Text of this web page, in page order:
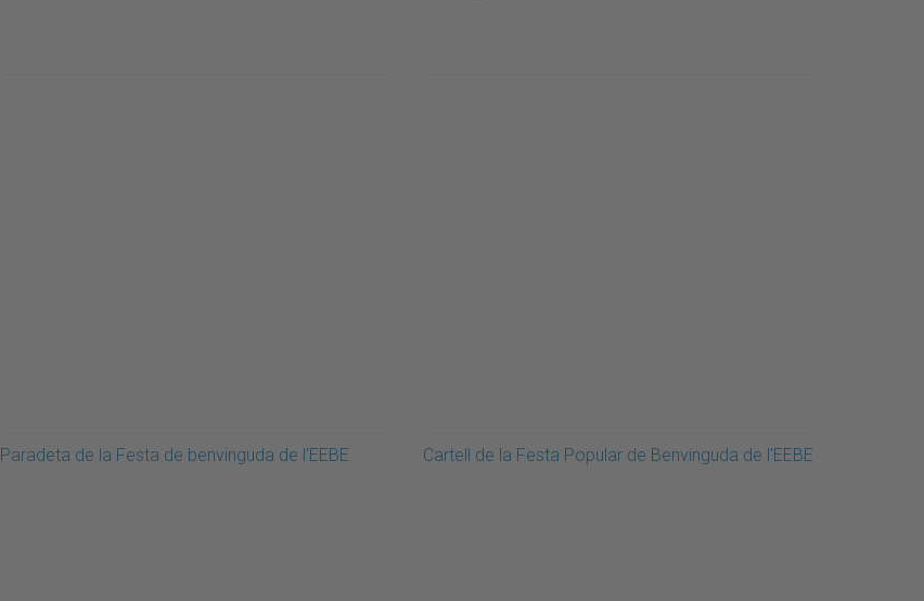
Paradeta de la Festa de benvinguda de l'EEBE Cartell de la Festa Popular de Benvinguda de l'EEBE